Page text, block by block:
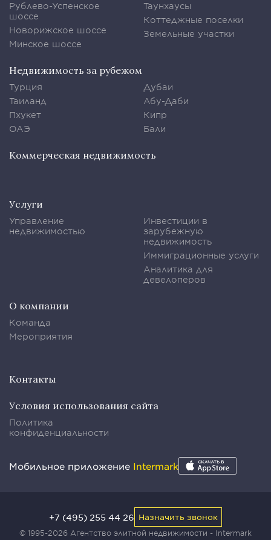
Рублево-Успенское
шоссе
Новорижское шоссе
Минское шоссе
Таунхаусы
Коттеджные поселки
Земельные участки
Недвижимость за рубежом
Турция
Таиланд
Пхукет
ОАЭ
Дубаи
Абу-Даби
Кипр
Бали
Коммерческая недвижимость
Услуги
Управление
недвижимостью
Инвестиции в
зарубежную
недвижимость
Иммиграционные услуги
Аналитика для
девелоперов
О компании
Команда
Мероприятия
Контакты
Условия использования сайта
Политика
конфиденциальности
Мобильное приложение Intermark
© 1995-2026 Агентство элитной недвижимости - Intermark
+7 (495) 255 44 26 Назначить звонок